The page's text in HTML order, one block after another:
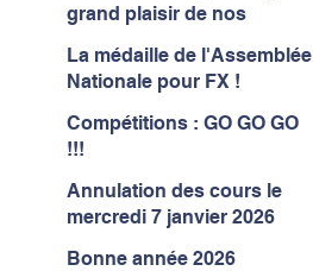
grand plaisir de nos
La médaille de l'Assemblée
Nationale pour FX !
Compétitions : GO GO GO
!!!
Annulation des cours le
mercredi 7 janvier 2026
Bonne année 2026